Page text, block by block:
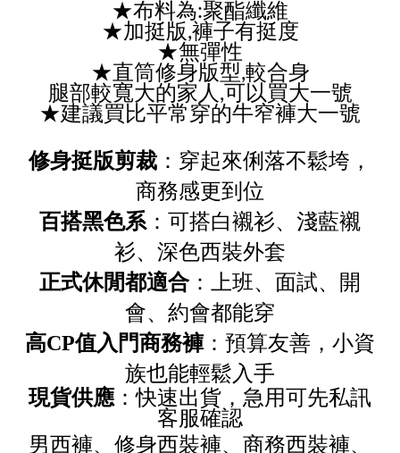
★布料為:聚酯纖維
★加挺版,褲子有挺度
★無彈性
★直筒修身版型,較合身
腿部較寬大的家人,可以買大一號
★建議買比平常穿的牛窄褲大一號
修身挺版剪裁 ：穿起來俐落不鬆垮，
商務感更到位
百搭黑色系 ：可搭白襯衫、淺藍襯
衫、深色西裝外套
正式休閒都適合：上班、面試、開
會、約會都能穿
高CP值入門商務褲：預算友善，小資
族也能輕鬆入手
現貨供應 ：快速出貨，急用可先私訊
客服確認
男西褲、修身西裝褲、商務西裝褲、